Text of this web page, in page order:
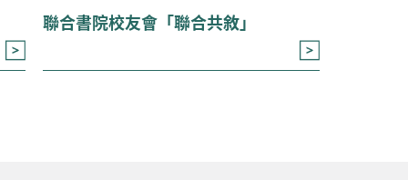
聯合書院校友會「聯合共敘」